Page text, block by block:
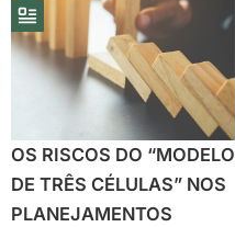
OS RISCOS DO “MODELO
DE TRÊS CÉLULAS” NOS
PLANEJAMENTOS